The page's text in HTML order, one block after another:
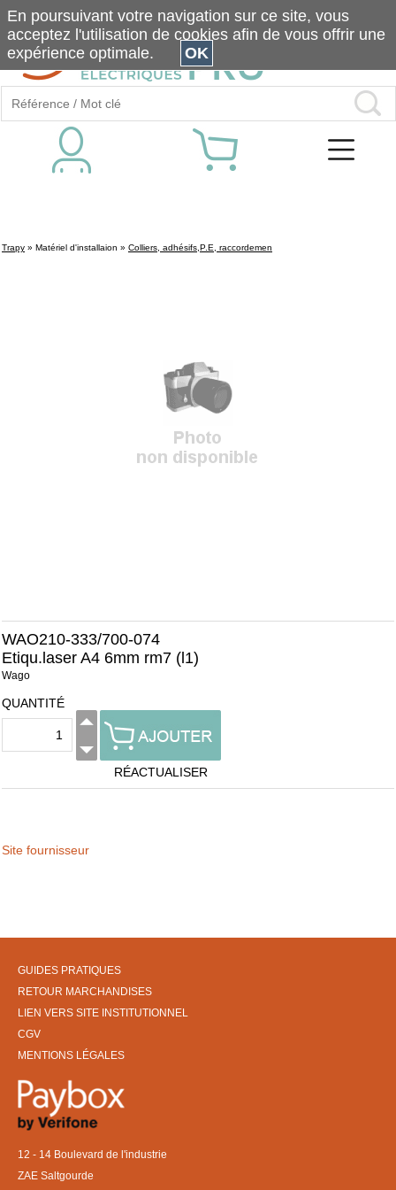
Trapy » Matériel d'installaion » Colliers, adhésifs,P.E, raccordemen
WAO210-333/700-074
Etiqu.laser A4 6mm rm7 (l1)
Wago
QUANTITÉ
RÉACTUALISER
Site fournisseur
GUIDES PRATIQUES
RETOUR MARCHANDISES
LIEN VERS SITE INSTITUTIONNEL
CGV
MENTIONS LÉGALES
12 - 14 Boulevard de l'industrie
ZAE Saltgourde
En poursuivant votre navigation sur ce site, vous
acceptez l'utilisation de cookies afin de vous offrir une
expérience optimale.
OK